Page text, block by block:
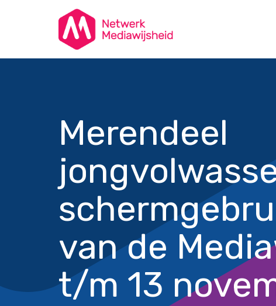
Merendeel
van de
t/m 13